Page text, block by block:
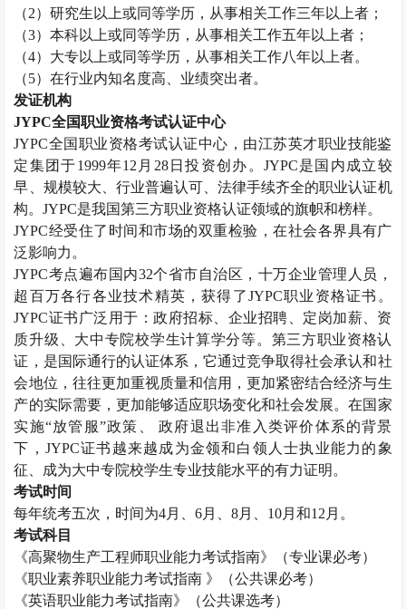
（2）研究生以上或同等学历，从事相关工作三年以上者；
（3）本科以上或同等学历，从事相关工作五年以上者；
（4）大专以上或同等学历，从事相关工作八年以上者。
（5）在行业内知名度高、业绩突出者。
发证机构
JYPC全国职业资格考试认证中心
JYPC全国职业资格考试认证中心，由江苏英才职业技能鉴
定集团于1999年12 月 28日投资创办。 JYPC是国内成立较
早、规模较大、行业普遍认可、法律手续齐全的职业认证机
构。JYPC是我国第三方职业资格认证领域的旗帜和榜样。
JYPC经受住了时间和市场的双重检验，在社会各界具有广
泛影响力。
JYPC考点遍布国内32个省市自治区，十万企业管理人员，
超百万各行各业技术精英，获得了JYPC职业资格证书。
JYPC证书广泛用于：政府招标、企业招聘、定岗加薪、资
质升级、大中专院校学生计算学分等。第三方职业资格认
证，是国际通行的认证体系，它通过竞争取得社会承认和社
会地位，往往更加重视质量和信用，更加紧密结合经济与生
产的实际需要，更加能够适应职场变化和社会发展。在国家
实施“放管服”政策、 政府退出非准入类评价体系的背景
下， JYPC证书越来越成为金领和白领人士执业能力的象
征、成为大中专院校学生专业技能水平的有力证明。
考试时间
每年统考五次，时间为4月、6月、8月、 10月和12 月。
考试科目
《高聚物生产工程师职业能力考试指南》（专业课必考）
《职业素养职业能力考试指南 》（公共课必考）
《英语职业能力考试指南》（公共课选考）